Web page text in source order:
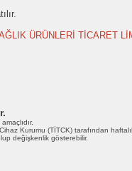
ÜRÜNLERİ TİCARET
Kurumu (TİTCK) tarafından
değişkenlik gösterebilir.